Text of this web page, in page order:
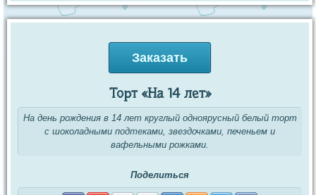
Заказать
Торт «На 14 лет»
На день рождения в 14 лет круглый одноярусный белый торт
с шоколадными подтеками, звездочками, печеньем и
вафельными рожками.
Поделиться